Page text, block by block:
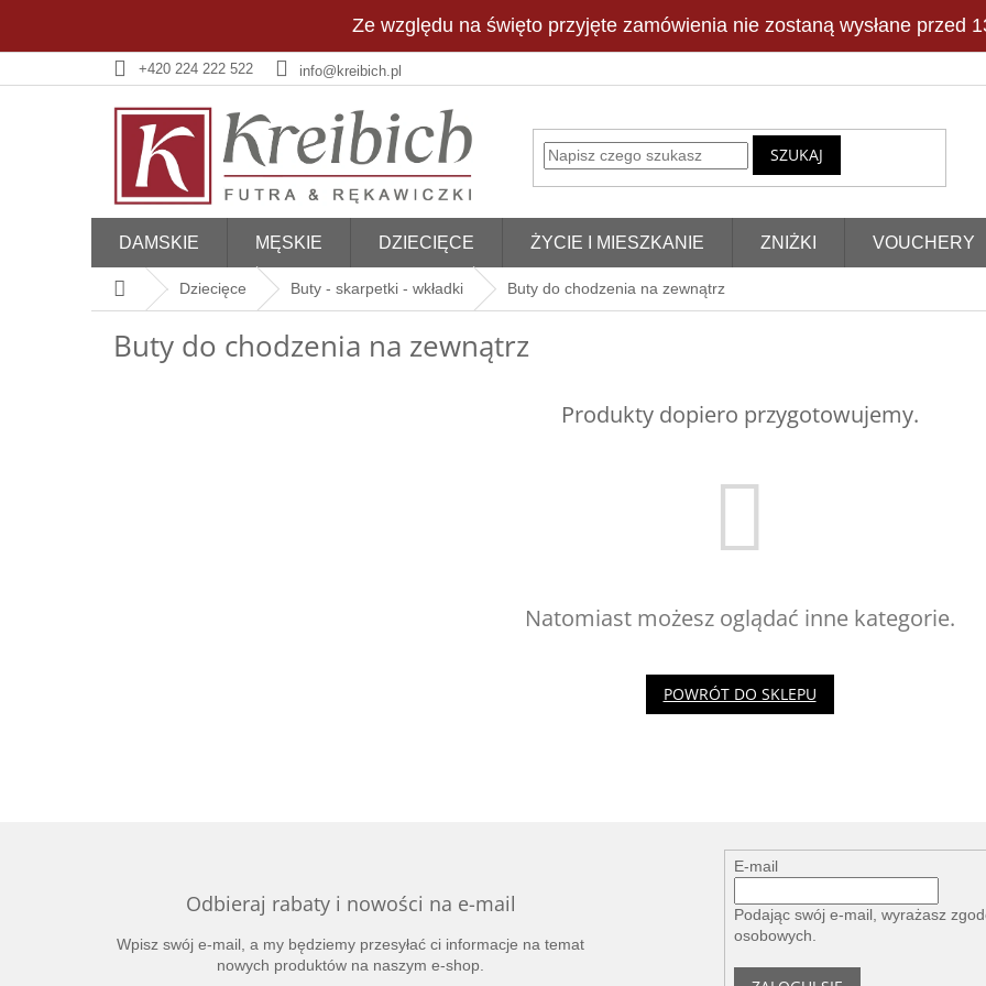
treści
Ze względu na święto przyjęte zamówienia nie zostaną wysłane przed
+420 224 222 522 info@kreibich.pl
SZUKAJ
DAMSKIE MĘSKIE DZIECIĘCE ŻYCIE I MIESZKANIE ZNIŻKI VOUCHERY
Home Dziecięce Buty - skarpetki - wkładki Buty do chodzenia na zewnątrz
Buty do chodzenia na zewnątrz
Produkty dopiero przygotowujemy.
Natomiast możesz oglądać inne kategorie.
POWRÓT DO SKLEPU
Odbieraj rabaty i nowości na e-mail
Wpisz swój e-mail, a my będziemy przesyłać ci informacje na temat
nowych produktów na naszym e-shop.
E-mail
Podając swój e-mail, wyrażasz
osobowych.